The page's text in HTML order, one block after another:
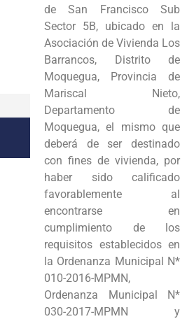
de San Francisco Sub
Sector 5B, ubicado en la
Asociación de Vivienda Los
Barrancos, Distrito de
Moquegua, Provincia de
Mariscal Nieto,
Departamento de
Moquegua, el mismo que
deberá de ser destinado
con fines de vivienda, por
haber sido calificado
favorablemente al
encontrarse en
cumplimiento de los
requisitos establecidos en
la Ordenanza Municipal N*
010-2016-MPMN,
Ordenanza Municipal N*
030-2017-MPMN y